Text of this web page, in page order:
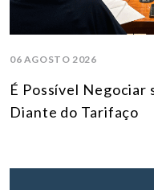
06 AGOSTO 2026
É Possível Negociar
Diante do Tarifaço